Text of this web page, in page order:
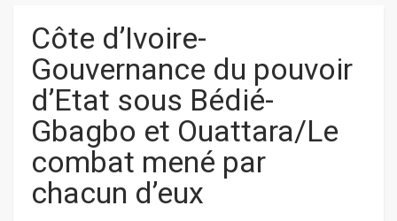
Côte d’Ivoire-
Gouvernance du pouvoir
d’Etat sous Bédié-
Gbagbo et Ouattara/Le
combat mené par
chacun d’eux